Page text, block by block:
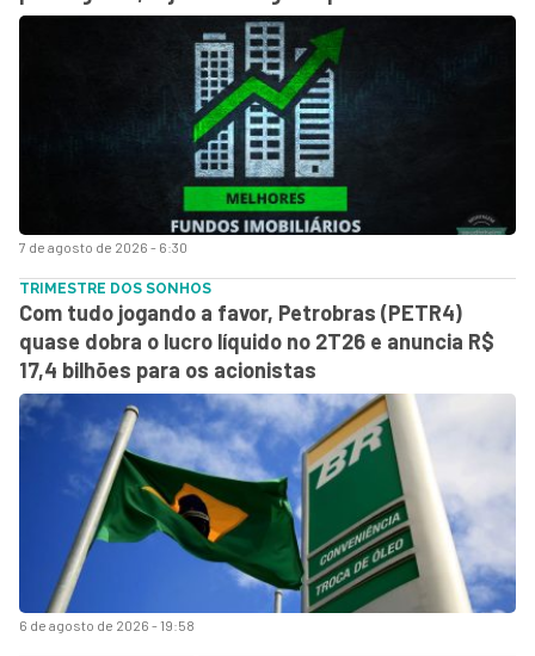
7 de agosto de 2026 - 6:30
6 de agosto de 2026 - 19:58
TRIMESTRE DOS SONHOS
Com tudo jogando a favor, Petrobras (PETR4)
quase dobra o lucro líquido no 2T26 e anuncia R$
17,4 bilhões para os acionistas